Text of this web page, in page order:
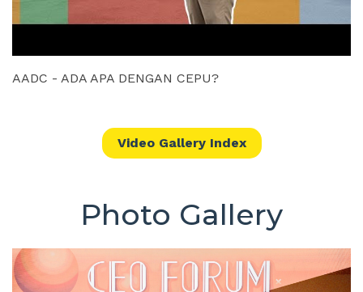
AADC - ADA APA DENGAN CEPU?
Video Gallery Index
Photo Gallery